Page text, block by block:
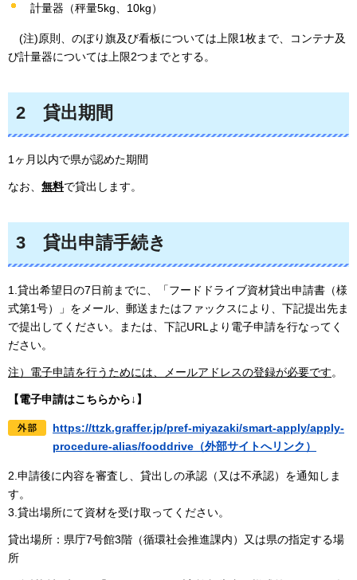
計量器（秤量5kg、10kg）
(注)原則 、のぼり旗及び看板については上限1枚まで、コンテナ及
び計量器については上限2つまでとする。
2 貸出期間
1ヶ月以内で県が認めた期間
なお、 無料で貸出します。
3 貸出申請手続き
1.貸出希望日の7日前までに、「フードドライブ資材貸出申請書（様
式第1号）」をメール、郵送またはファックスにより、下記提出先ま
で提出してください。または、下記URLより電子申請を行なってく
ださい。
注）電子申請を行うためには、メールアドレスの登録が必要です。
【電子申請はこちらから↓】
https://ttzk.graffer.jp/pref-miyazaki/smart-apply/apply-
procedure-alias/fooddrive（外部サイトへリンク）
2.申請後に内容を審査し、貸出しの承認（又は不承認）を通知しま
す。
3.貸出場所にて資材を受け取ってください。
貸出場所：県庁7号館3階（循環社会推進課内）又は県の指定する場
所